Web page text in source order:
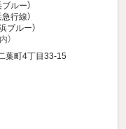
ルー）
行線）
ブルー）
）
葉町4丁目33-15